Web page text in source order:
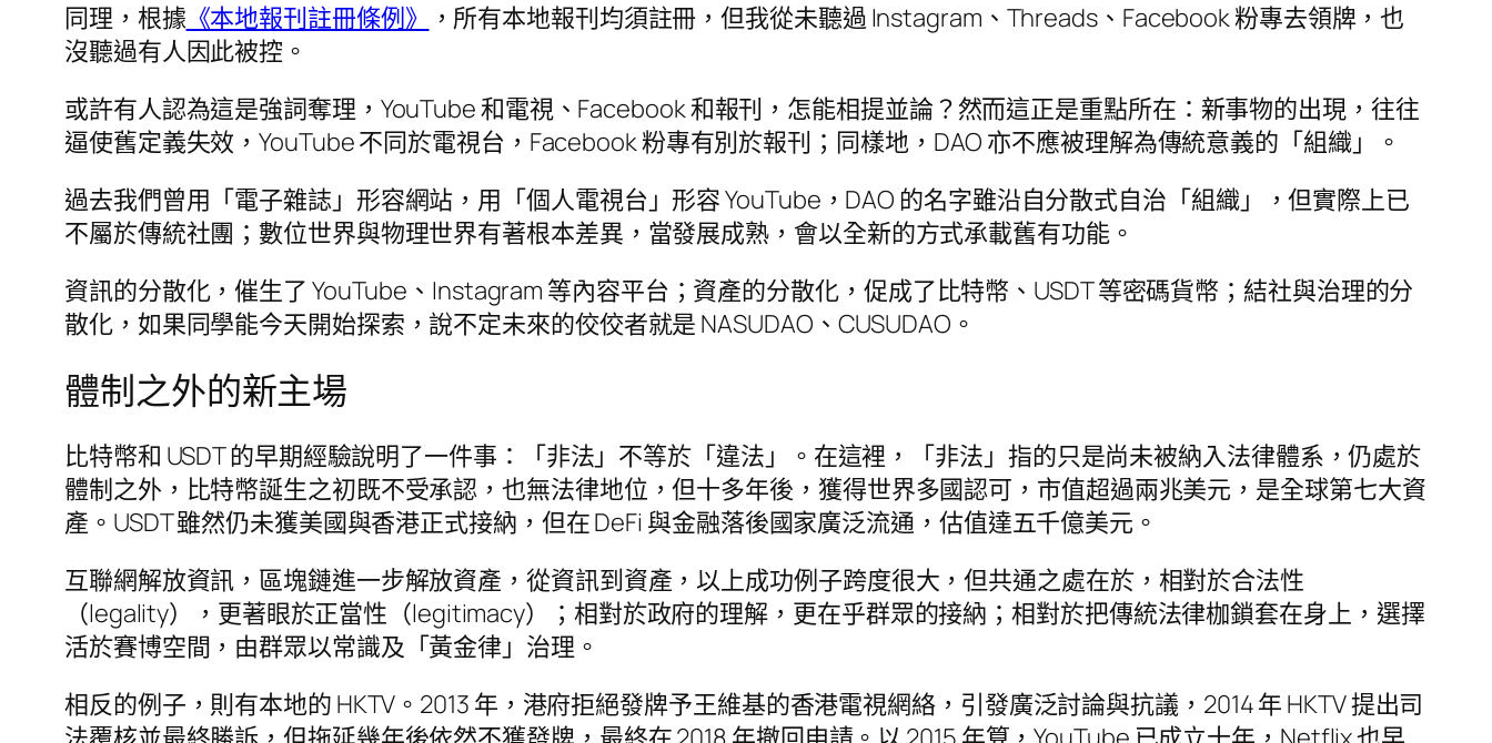
同理，根據《本地報刊註冊條例》
，所有本地報刊均須註冊，但我從未聽過 Instagram、Threads、Facebook 粉專去領牌，也
沒聽過有人因此被控。
或許有人認為這是強詞奪理，YouTube 和電視、Facebook 和報刊，怎能相提並論？然而這正是重點所在：新事物的出現，往往
逼使舊定義失效，YouTube 不同於電視台，Facebook 粉專有別於報刊；同樣地，DAO 亦不應被理解為傳統意義的「組織」。
過去我們曾用「電子雜誌」形容網站，用「個人電視台」形容 YouTube，DAO 的名字雖沿自分散式自治「組織」，但實際上已
不屬於傳統社團；數位世界與物理世界有著根本差異，當發展成熟，會以全新的方式承載舊有功能。
資訊的分散化，催生了 YouTube、Instagram 等內容平台；資產的分散化，促成了比特幣、USDT 等密碼貨幣；結社與治理的分
散化，如果同學能今天開始探索，說不定未來的佼佼者就是 NASUDAO、CUSUDAO。
體制之外的新主場
比特幣和 USDT 的早期經驗說明了一件事：「非法」不等於「違法」。在這裡，「非法」指的只是尚未被納入法律體系，仍處於
體制之外，比特幣誕生之初既不受承認，也無法律地位，但十多年後，獲得世界多國認可，市值超過兩兆美元，是全球第七大資
產。USDT 雖然仍未獲美國與香港正式接納，但在 DeFi 與金融落後國家廣泛流通，估值達五千億美元。
互聯網解放資訊，區塊鏈進一步解放資產，從資訊到資產，以上成功例子跨度很大，但共通之處在於，相對於合法性
（legality），更著眼於正當性（legitimacy）；相對於政府的理解，更在乎群眾的接納；相對於把傳統法律枷鎖套在身上，選擇
活於賽博空間，由群眾以常識及「黃金律」治理。
相反的例子，則有本地的 HKTV。2013 年，港府拒絕發牌予王維基的香港電視網絡，引發廣泛討論與抗議，2014 年 HKTV 提出司